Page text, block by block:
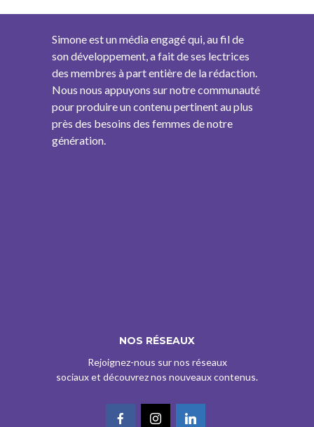
Simone est un média engagé qui, au fil de
son développement, a fait de ses lectrices
des membres à part entière de la rédaction.
Nous nous appuyons sur notre communauté
pour produire un contenu pertinent au plus
près des besoins des femmes de notre
génération.
NOS RÉSEAUX
Rejoignez-nous sur nos réseaux
sociaux et découvrez nos nouveaux contenus.